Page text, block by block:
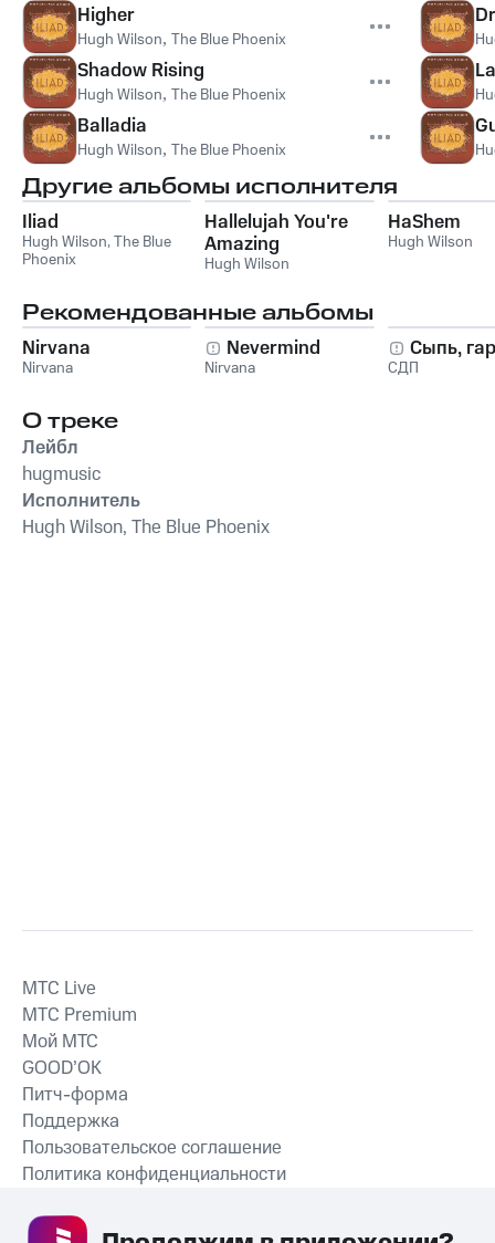
Higher
Hugh Wilson, The Blue Phoenix
Shadow Rising
Hugh Wilson, The Blue Phoenix
Balladia
Hugh Wilson, The Blue Phoenix
Другие альбомы исполнителя
Iliad
Hugh Wilson,The Blue
Phoenix
Hallelujah You're
Amazing
Hugh Wilson
HaShem
Hugh Wilson
Рекомендованные альбомы
Nirvana
Nirvana
Nevermind
Nirvana
Сыпь,
СДП
О треке
Лейбл
hugmusic
Исполнитель
Hugh Wilson, The Blue Phoenix
СКАЧАТЬ ПРИЛОЖЕНИЕ
MTС Live
MTС Premium
Мой МТС
GOOD’OK
Питч-форма
Поддержка
Пользовательское соглашение
Политика конфиденциальности